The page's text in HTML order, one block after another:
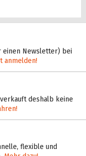
einen Newsletter) bei
anmelden!
deshalb keine
flexible und